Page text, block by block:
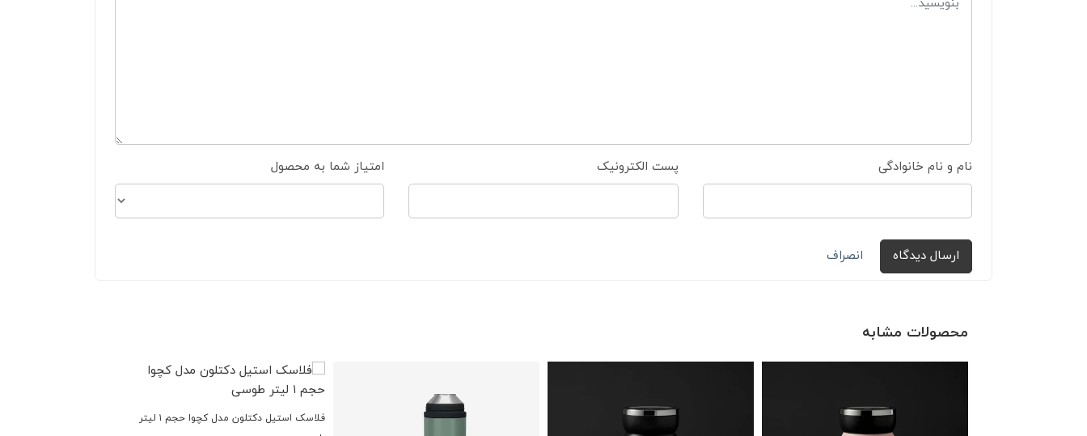
نام و نام خانوادگی پست الکترونیک امتیاز شما به محصول
ارسال دیدگاه انصراف
محصولات مشابه
فلاسک استیل دکتلون مدل کچوا حجم ۱ لیتر